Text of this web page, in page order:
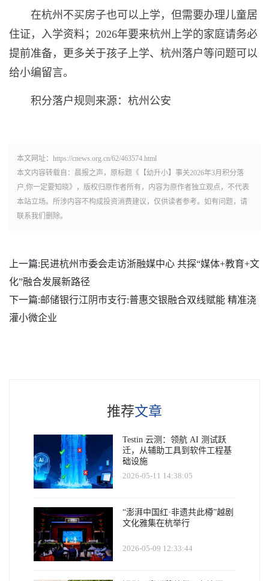
在杭州不买房子也可以上学，但需要办理儿童居
住证，入学资料；2026年要来杭州上学的家庭请务必
提前准备，更多关于孩子上学、杭州落户等问题可以
给小编留言。
积分落户规则来源：杭州公安
本文网址：https://cnews.org.cn/62/463574.html
本文内容转载自：晨报之声，原标题《【幼升小】事关2026年3月积分落
户,你一定要知晓》，版权归原作者所有，内容为原作者独立观点，不代表
本站立场。所涉内容不构成投资消费建议，仅供读者参考。如有问题，请
联系我们删除。
上一篇: 民进杭州市委会走访浙融媒中心 共探“媒体+教育+文
化”融合发展新路径
下一篇:邮储银行江阴市支行:普惠交银融合双线赋能 精准浇
灌小微企业
推荐文章
Testin 云测：领航 AI 测试跃
迁，从辅助工具到软件工程基
础设施
2026-05-11 14:38:05
“澎湃中国红·非遗共此樽”越剧
文化雅集在杭举行
2026-05-09 12:33:44